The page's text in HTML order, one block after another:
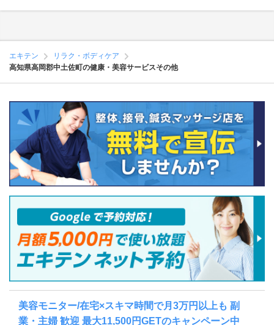
エキテン
リラク・ボディケア
高知県高岡郡中土佐町の健康・美容サービスその他
美容モニター/在宅×スキマ時間で月3万円以上も 副
業・主婦 歓迎 最大11,500円GETのキャンペーン中